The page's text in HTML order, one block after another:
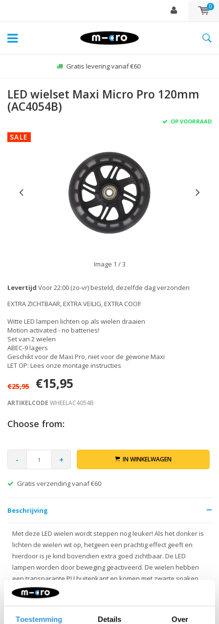
Toestemming Details Over
0
Zo-vr voor 22:00 besteld, zelfde dag verzonden*
LED wielset Maxi Micro Pro 120mm
(AC4054B)
OP VOORRAAD
SALE
Image 1 / 3
Levertijd Voor 22:00 (zo-vr) besteld, dezelfde dag verzonden
EXTRA ZICHTBAAR, EXTRA VEILIG, EXTRA COOl!
Witte LED lampen lichten op als wielen draaien
Motion activated - no batteries!
Set van 2 wielen
ABEC-9 lagers
Geschikt voor de Maxi Pro, niet voor de gewone Maxi
LET OP: Lees onze montage instructies
€25,95 €15,95
ARTIKELCODE WHEELAC4054B
Choose from:
- + IN WINKELWAGEN
Retour binnen 30 dagen
Beschrijving
Met deze LED wielen wordt steppen nog leuker! Als het donker is
lichten de wielen wit op, hetgeen een prachtig effect geeft en
hierdoor is je kind bovendien extra goed zichtbaar. De LED
lampen worden door beweging geactiveerd. De wielen hebben
een transparante PU buitenkant en komen met zwarte spaken.
Geschikt voor: alleen Maxi Micro Pro steppen en niet de Maxi met
gewone wielen.